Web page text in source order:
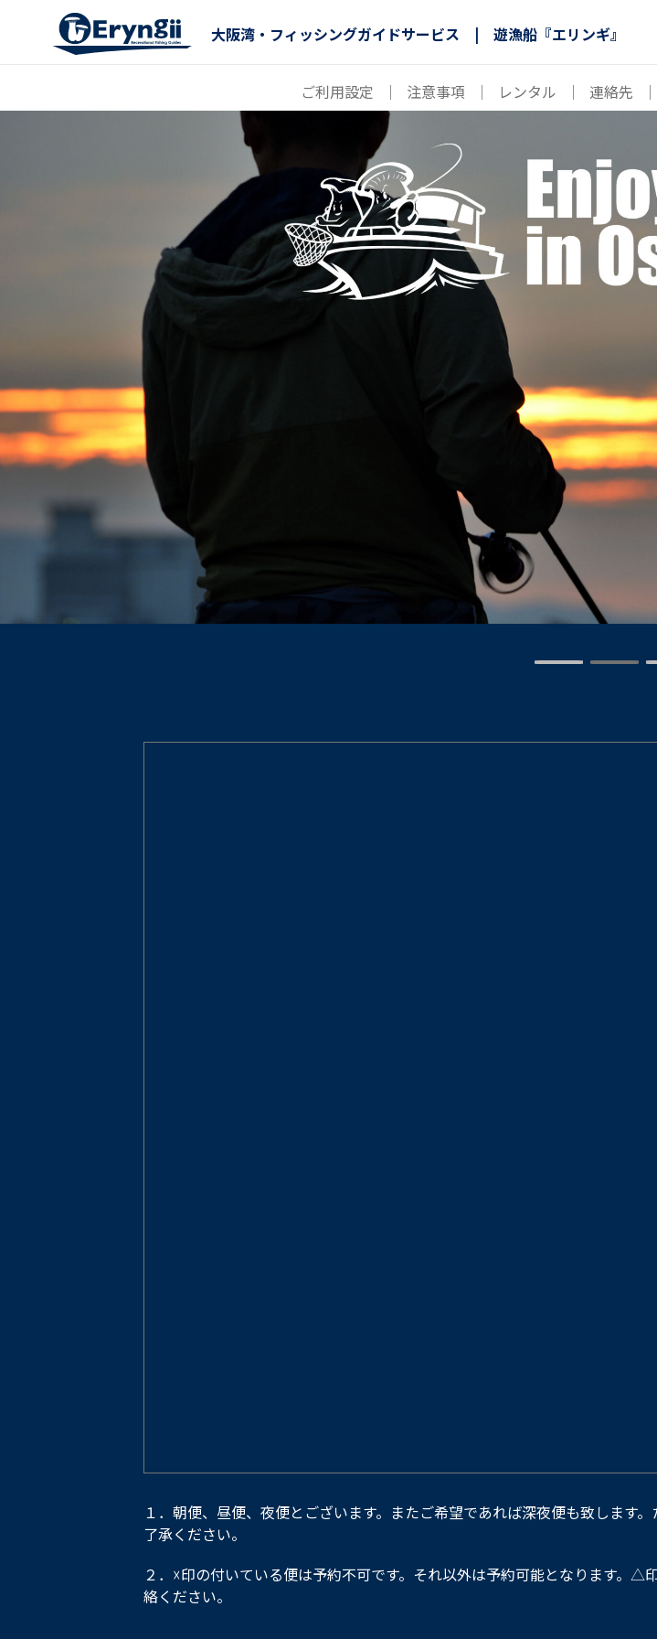
大阪湾・フィッシングガイドサービス | 遊漁船『エリンギ』
ご利用設定 ｜ 注意事項 ｜ レンタル ｜ 連絡先 ｜
１．朝便、昼便、夜便とございます。またご希望であれば深夜便も致します
了承ください。
２．☓印の付いている便は予約不可です。それ以外は予約可能となります。
絡ください。